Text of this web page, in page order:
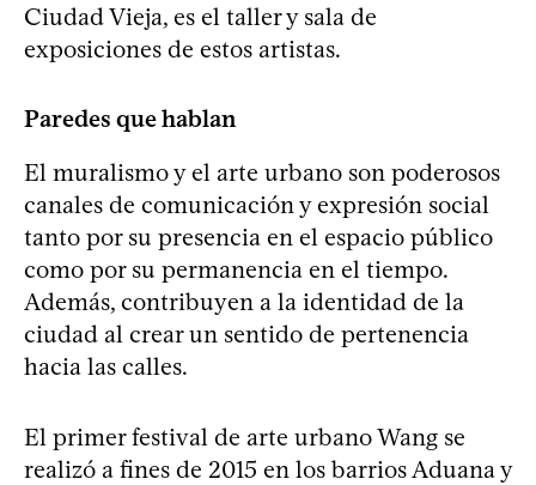
Ciudad Vieja, es el taller y sala de
exposiciones de estos artistas.
Paredes que hablan
El muralismo y el arte urbano son poderosos
canales de comunicación y expresión social
tanto por su presencia en el espacio público
como por su permanencia en el tiempo.
Además, contribuyen a la identidad de la
ciudad al crear un sentido de pertenencia
hacia las calles.
El primer festival de arte urbano Wang se
realizó a fines de 2015 en los barrios Aduana y